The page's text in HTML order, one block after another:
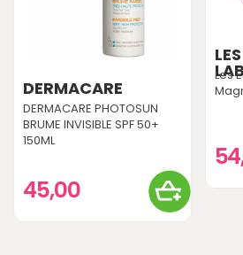
DERMACARE
DERMACARE PHOTOSUN
BRUME INVISIBLE SPF 50+
150ML
45,00
Les